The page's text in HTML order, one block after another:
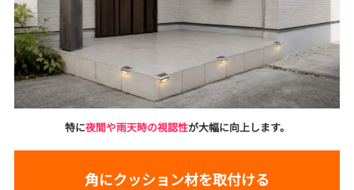
特に夜間や雨天時の視認性が大幅に向上します。
角にクッション材を取付ける